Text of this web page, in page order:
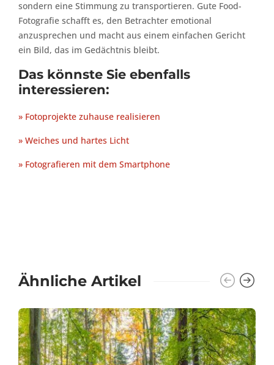
sondern eine Stimmung zu transportieren. Gute Food-
Fotografie schafft es, den Betrachter emotional
anzusprechen und macht aus einem einfachen Gericht
ein Bild, das im Gedächtnis bleibt.
Das könnste Sie ebenfalls
interessieren:
» Fotoprojekte zuhause realisieren
» Weiches und hartes Licht
» Fotografieren mit dem Smartphone
Ähnliche Artikel